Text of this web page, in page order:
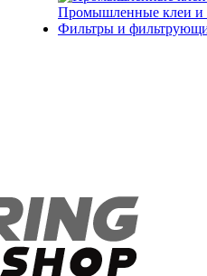
Промышленные клеи и
Фильтры и